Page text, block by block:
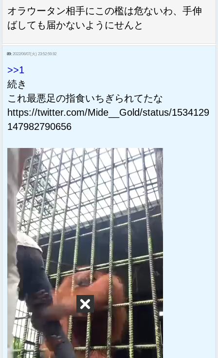
オラウータン相手にこの檻は危ないわ、手伸
ばしても届かないようにせんと
89: 2022/06/07(火) 23:52:59.92
>>1
続き
これ最悪足の指食いちぎられてたな
https://twitter.com/Mide__Gold/status/1534129
147982790656